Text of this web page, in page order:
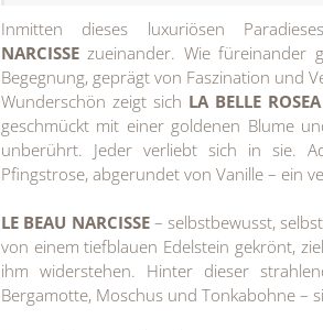
Inmitten dieses luxuriösen
NARCISSE zueinander. Wie füreinander
Begegnung, geprägt von Faszination und
Wunderschön zeigt sich LA BELLE ROSEA
geschmückt mit einer goldenen Blume
unberührt. Jeder verliebt sich in sie.
Pfingstrose, abgerundet von Vanille – ein
LE BEAU NARCISSE– selbstbewusst,
von einem tiefblauen Edelstein gekrönt,
ihm widerstehen. Hinter dieser
Bergamotte, Moschus und Tonkabohne –